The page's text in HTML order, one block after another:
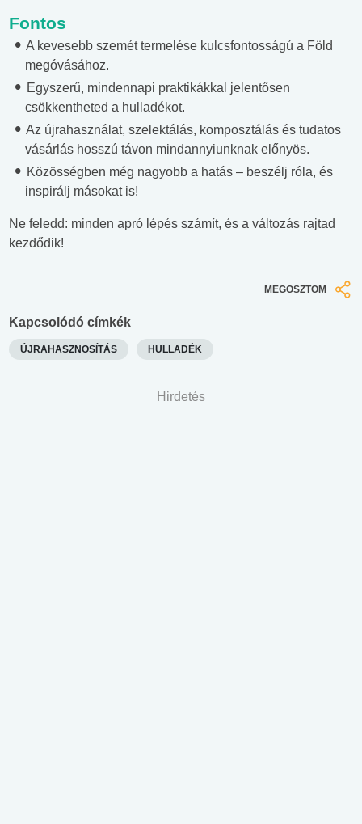
Fontos
A kevesebb szemét termelése kulcsfontosságú a Föld
megóvásához.
Egyszerű, mindennapi praktikákkal jelentősen
csökkentheted a hulladékot.
Az újrahasználat, szelektálás, komposztálás és tudatos
vásárlás hosszú távon mindannyiunknak előnyös.
Közösségben még nagyobb a hatás – beszélj róla, és
inspirálj másokat is!
Ne feledd: minden apró lépés számít, és a változás rajtad
kezdődik!
MEGOSZTOM
Kapcsolódó címkék
ÚJRAHASZNOSÍTÁS HULLADÉK
Hirdetés